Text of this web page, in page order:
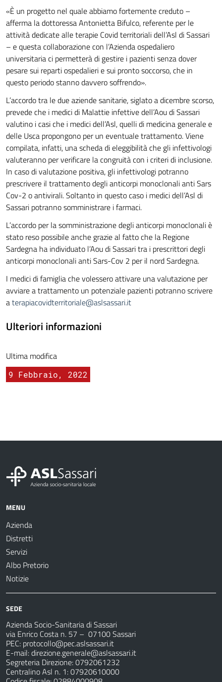
«È un progetto nel quale abbiamo fortemente creduto –
afferma la dottoressa Antonietta Bifulco, referente per le
attività dedicate alle terapie Covid territoriali dell’Asl di Sassari
– e questa collaborazione con l’Azienda ospedaliero
universitaria ci permetterà di gestire i pazienti senza dover
pesare sui reparti ospedalieri e sui pronto soccorso, che in
questo periodo stanno davvero soffrendo».
L’accordo tra le due aziende sanitarie, siglato a dicembre scorso,
prevede che i medici di Malattie infettive dell’Aou di Sassari
valutino i casi che i medici dell’Asl, quelli di medicina generale e
delle Usca propongono per un eventuale trattamento. Viene
compilata, infatti, una scheda di eleggibilità che gli infettivologi
valuteranno per verificare la congruità con i criteri di inclusione.
In caso di valutazione positiva, gli infettivologi potranno
prescrivere il trattamento degli anticorpi monoclonali anti Sars
Cov-2 o antivirali. Soltanto in questo caso i medici dell’Asl di
Sassari potranno somministrare i farmaci.
L’accordo per la somministrazione degli anticorpi monoclonali è
stato reso possibile anche grazie al fatto che la Regione
Sardegna ha individuato l’Aou di Sassari tra i prescrittori degli
anticorpi monoclonali anti Sars-Cov 2 per il nord Sardegna.
I medici di famiglia che volessero attivare una valutazione per
avviare a trattamento un potenziale pazienti potranno scrivere
aterapiacovidterritoriale@aslsassari.it
Ulteriori informazioni
Ultima modifica
9 Febbraio, 2022
MENU
Azienda
Distretti
Servizi
Albo Pretorio
Notizie
SEDE
Azienda Socio-Sanitaria di Sassari
via Enrico Costa n. 57 – 07100 Sassari
PEC: protocollo@pec.aslsassari.it
E-mail:direzione.generale@aslsassari.it
Segreteria Direzione: 0792061232
Centralino Asl n. 1: 07920610000